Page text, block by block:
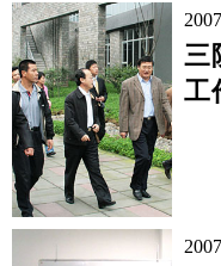
三
工